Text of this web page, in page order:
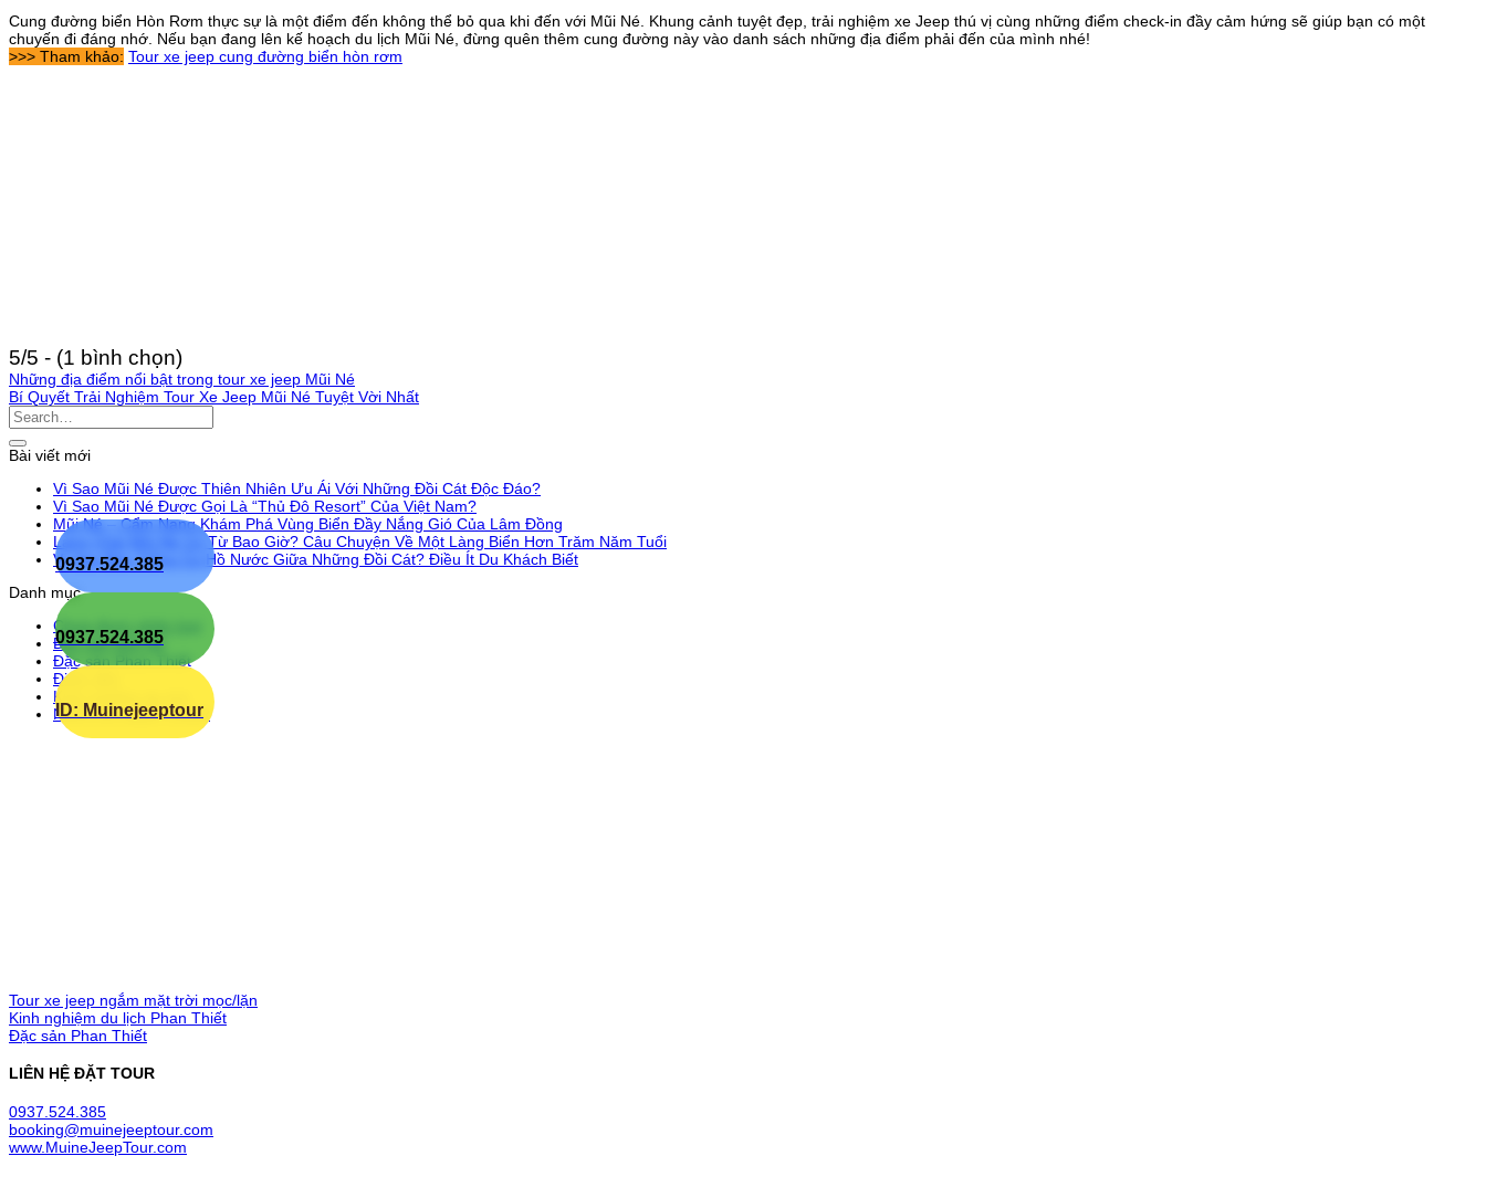
Cung đường biển Hòn Rơm thực sự là một điểm đến không thể bỏ qua khi đến với Mũi Né. Khung cảnh tuyệt đẹp, trải nghiệm xe Jeep thú vị cùng những điểm check-in đầy cảm hứng sẽ giúp bạn có một
chuyến đi đáng nhớ. Nếu bạn đang lên kế hoạch du lịch Mũi Né, đừng quên thêm cung đường này vào danh sách những địa điểm phải đến của mình nhé!
>>> Tham khảo: Tour xe jeep cung đường biển hòn rơm
5/5 - (1 bình chọn)
Những địa điểm nổi bật trong tour xe jeep Mũi Né
Bí Quyết Trải Nghiệm Tour Xe Jeep Mũi Né Tuyệt Vời Nhất
Bài viết mới
Vì Sao Mũi Né Được Thiên Nhiên Ưu Ái Với Những Đồi Cát Độc Đáo?
Vì Sao Mũi Né Được Gọi Là “Thủ Đô Resort” Của Việt Nam?
Mũi Né – Cẩm Nang Khám Phá Vùng Biển Đầy Nắng Gió Của Lâm Đồng
Làng Chài Mũi Né Có Từ Bao Giờ? Câu Chuyện Về Một Làng Biển Hơn Trăm Năm Tuổi
Vì Sao Bàu Trắng Có Hồ Nước Giữa Những Đồi Cát? Điều Ít Du Khách Biết
Danh mục
Chưa được phân loại
Đặc sản Mũi Né
Đặc sản Phan Thiết
Điểm đến
Kinh nghiệm du lịch
NHẬT KÝ JEEP TOUR
Tour xe jeep ngắm mặt trời mọc/lặn
Kinh nghiệm du lịch Phan Thiết
Đặc sản Phan Thiết
LIÊN HỆ ĐẶT TOUR
0937.524.385
booking@muinejeeptour.com
www.MuineJeepTour.com
0937.524.385
0937.524.385
ID: Muinejeeptour